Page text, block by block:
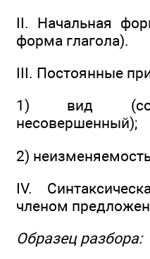
II. Начальная
форма глагола).
III. Постоянные
1) вид
несовершенный);
2)
IV.
членом
Образец разбора: